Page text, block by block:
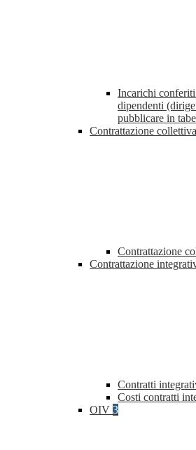
Incarichi
dipendenti
pubblicare in
Contrattazione collettiva
Contrattazione
Contrattazione
Contratti
Costi contratti
OIV 3